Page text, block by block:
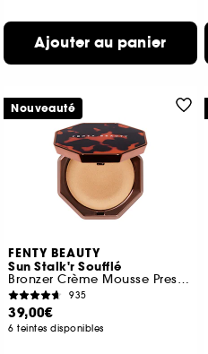
Ajouter au panier
FENTY BEAUTY
Sun Stalk'r Soufflé
Bronzer Crème Mousse Pressée
935
39,00€
6 teintes disponibles
Nouveauté